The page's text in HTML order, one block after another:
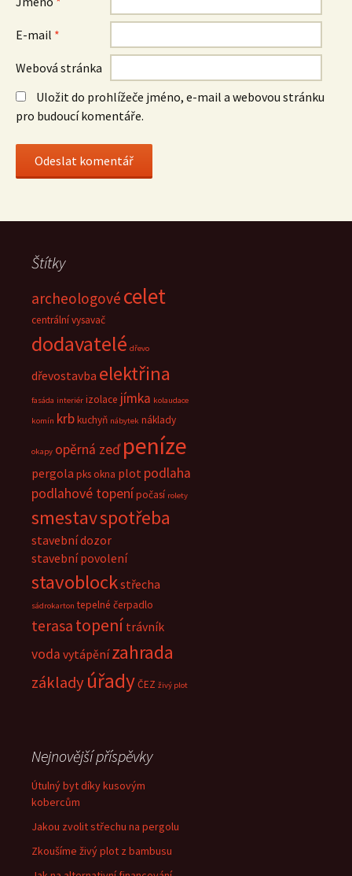
E-mail *
Webová stránka
Uložit do prohlížeče jméno, e-mail a webovou stránku
pro budoucí komentáře.
Štítky
archeologové celet
centrální vysavač
dodavatelé dřevo
dřevostavba elektřina
fasáda interiér izolace jímka kolaudace
komín krbkuchyň nábytek náklady
okapy opěrná zeď peníze
pergola pks okna plot podlaha
podlahové topenípočasí rolety
smestavspotřeba
stavební dozor
stavební povolení
stavoblockstřecha
sádrokarton tepelné čerpadlo
terasa topení trávník
voda vytápění zahrada
základyúřadyČEZ živý plot
Nejnovější příspěvky
Útulný byt díky kusovým
kobercům
Jakou zvolit střechu na pergolu
Zkoušíme živý plot z bambusu